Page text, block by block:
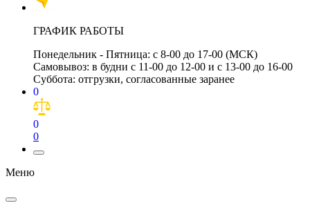
ГРАФИК РАБОТЫ
Понедельник - Пятница: с 8-00 до 17-00 (МСК)
Самовывоз: в будни с 11-00 до 12-00 и с 13-00 до 16-00
Суббота: отгрузки, согласованные заранее
0
0
0
Меню